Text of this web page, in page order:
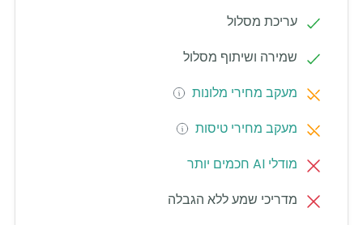
עריכת מסלול
שמירה ושיתוף מסלול
מעקב מחירי מלונות
מעקב מחירי טיסות
מודלי AI חכמים יותר
מדריכי שמע ללא הגבלה